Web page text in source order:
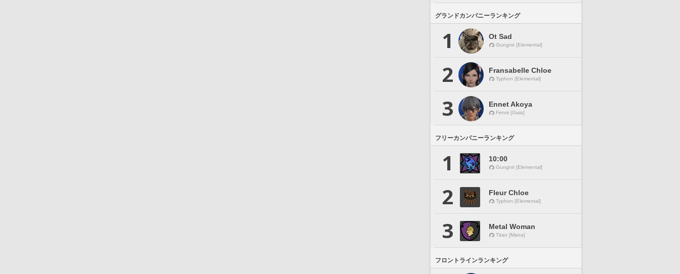
グランドカンパニーランキング
1 Ot Sad
Gungnir [Elemental]
2 Fransabelle Chloe
Typhon [Elemental]
3 Ennet Akoya
Fenrir [Gaia]
フリーカンパニーランキング
1 10:00
Gungnir [Elemental]
2 Fleur Chloe
Typhon [Elemental]
3 Metal Woman
Titan [Mana]
フロントラインランキング